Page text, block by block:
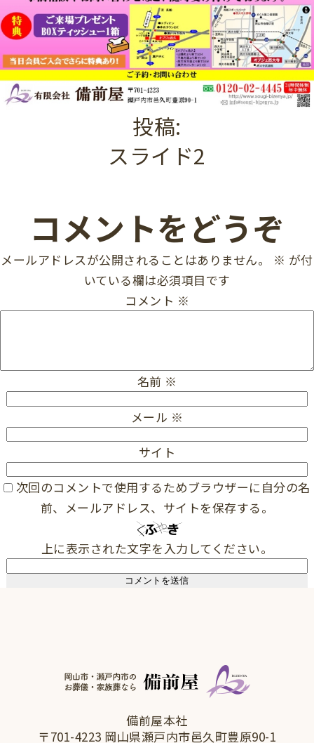
投稿:
スライド2
コメントをどうぞ
メールアドレスが公開されることはありません。 ※ が付
いている欄は必須項目です
コメント ※
名前 ※
メール ※
サイト
次回のコメントで使用するためブラウザーに自分の名
前、メールアドレス、サイトを保存する。
上に表示された文字を入力してください。
備前屋本社
〒701-4223 岡山県瀬戸内市邑久町豊原90-1